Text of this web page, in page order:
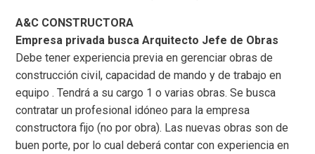
A&C CONSTRUCTORA
Empresa privada busca Arquitecto Jefe de Obras
Debe tener experiencia previa en gerenciar obras de
construcción civil, capacidad de mando y de trabajo en
equipo . Tendrá a su cargo 1 o varias obras. Se busca
contratar un profesional idóneo para la empresa
constructora fijo (no por obra). Las nuevas obras son de
buen porte, por lo cual deberá contar con experiencia en